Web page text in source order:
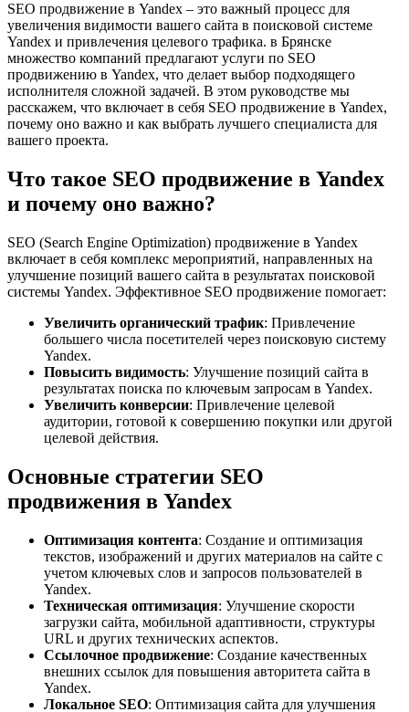
SEO продвижение в Yandex – это важный процесс для
увеличения видимости вашего сайта в поисковой системе
Yandex и привлечения целевого трафика. в Брянске
множество компаний предлагают услуги по SEO
продвижению в Yandex, что делает выбор подходящего
исполнителя сложной задачей. В этом руководстве мы
расскажем, что включает в себя SEO продвижение в Yandex,
почему оно важно и как выбрать лучшего специалиста для
вашего проекта.
Что такое SEO продвижение в Yandex
и почему оно важно?
SEO (Search Engine Optimization) продвижение в Yandex
включает в себя комплекс мероприятий, направленных на
улучшение позиций вашего сайта в результатах поисковой
системы Yandex. Эффективное SEO продвижение помогает:
Увеличить органический трафик: Привлечение
большего числа посетителей через поисковую систему
Yandex.
Повысить видимость: Улучшение позиций сайта в
результатах поиска по ключевым запросам в Yandex.
Увеличить конверсии: Привлечение целевой
аудитории, готовой к совершению покупки или другой
целевой действия.
Основные стратегии SEO
продвижения в Yandex
Оптимизация контента: Создание и оптимизация
текстов, изображений и других материалов на сайте с
учетом ключевых слов и запросов пользователей в
Yandex.
Техническая оптимизация: Улучшение скорости
загрузки сайта, мобильной адаптивности, структуры
URL и других технических аспектов.
Ссылочное продвижение: Создание качественных
внешних ссылок для повышения авторитета сайта в
Yandex.
Локальное SEO: Оптимизация сайта для улучшения